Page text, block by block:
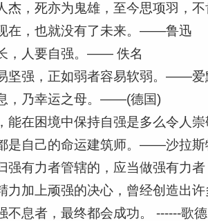
杰，死亦为鬼雄，至今思项羽，
在，也就没有了未来。——鲁迅
，人要自强。—— 佚名
坚强，正如弱者容易软弱。——爱
，乃幸运之母。——(德国)
能在困境中保持自强是多么令人
是自己的命运建筑师。——沙拉斯
强有力者管辖的，应当做强有力
力加上顽强的决心，曾经创造出
不息者，最终都会成功。 ------歌德